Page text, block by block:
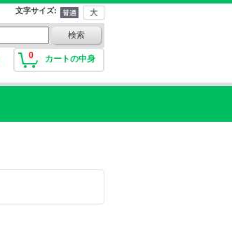
文字サイズ:
0 カートの中身